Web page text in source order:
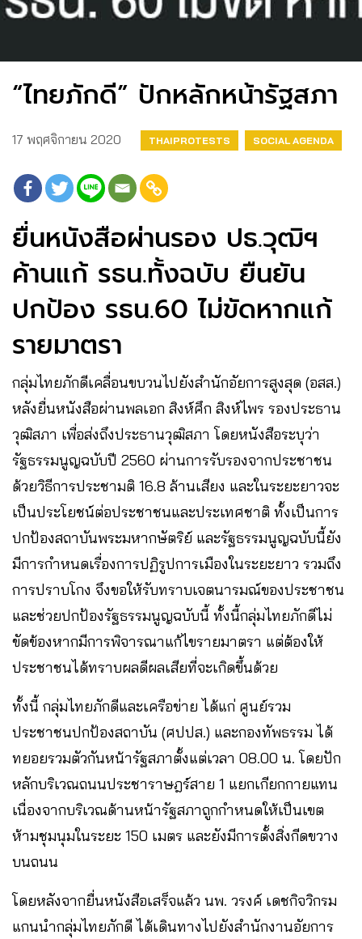
“ไทยภักดี” ปักหลักหน้ารัฐสภา
17 พฤศจิกายน 2020 THAIPROTESTS SOCIAL AGENDA
ยื่นหนังสือผ่านรอง ปธ.วุฒิฯ
ค้านแก้ รธน.ทั้งฉบับ ยืนยัน
ปกป้อง รธน.60 ไม่ขัดหากแก้
รายมาตรา
กลุ่มไทยภักดีเคลื่อนขบวนไปยังสำนักอัยการสูงสุด (อสส.)
หลังยื่นหนังสือผ่านพลเอก สิงห์ศึก สิงห์ไพร รองประธาน
วุฒิสภา เพื่อส่งถึงประธานวุฒิสภา โดยหนังสือระบุว่า
รัฐธรรมนูญฉบับปี 2560 ผ่านการรับรองจากประชาชน
ด้วยวิธีการประชามติ 16.8 ล้านเสียง และในระยะยาวจะ
เป็นประโยชน์ต่อประชาชนและประเทศชาติ ทั้งเป็นการ
ปกป้องสถาบันพระมหากษัตริย์ และรัฐธรรมนูญฉบับนี้ยัง
มีการกำหนดเรื่องการปฏิรูปการเมืองในระยะยาว รวมถึง
การปราบโกง จึงขอให้รับทราบเจตนารมณ์ของประชาชน
และช่วยปกป้องรัฐธรรมนูญฉบับนี้ ทั้งนี้กลุ่มไทยภักดีไม่
ขัดข้องหากมีการพิจารณาแก้ไขรายมาตรา แต่ต้องให้
ประชาชนได้ทราบผลดีผลเสียที่จะเกิดขึ้นด้วย
ทั้งนี้ กลุ่มไทยภักดีและเครือข่าย ได้แก่ ศูนย์รวม
ประชาชนปกป้องสถาบัน (ศปปส.) และกองทัพธรรม ได้
ทยอยรวมตัวกันหน้ารัฐสภาตั้งแต่เวลา 08.00 น. โดยปัก
หลักบริเวณถนนประชาราษฎร์สาย 1 แยกเกียกกายแทน
เนื่องจากบริเวณด้านหน้ารัฐสภาถูกกำหนดให้เป็นเขต
ห้ามชุมนุมในระยะ 150 เมตร และยังมีการตั้งสิ่งกีดขวาง
บนถนน
โดยหลังจากยื่นหนังสือเสร็จแล้ว นพ. วรงค์ เดชกิจวิกรม
แกนนำกลุ่มไทยภักดี ได้เดินทางไปยังสำนักงานอัยการ